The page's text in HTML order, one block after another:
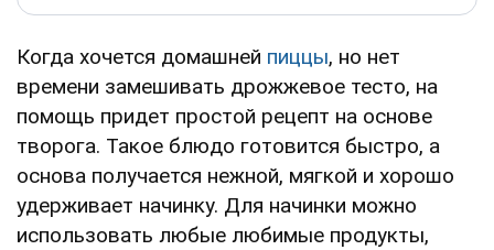
Когда хочется домашней пиццы, но нет
времени замешивать дрожжевое тесто, на
помощь придет простой рецепт на основе
творога. Такое блюдо готовится быстро, а
основа получается нежной, мягкой и хорошо
удерживает начинку. Для начинки можно
использовать любые любимые продукты,